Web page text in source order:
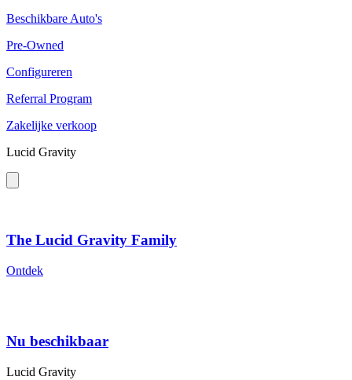
Beschikbare Auto's
Pre-Owned
Configureren
Referral Program
Zakelijke verkoop
Lucid Gravity
The Lucid Gravity Family
Ontdek
Nu beschikbaar
Lucid Gravity